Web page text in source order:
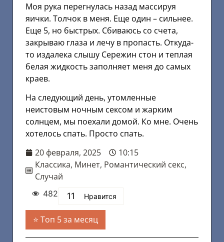
Моя рука перегнулась назад массируя
яички. Толчок в меня. Еще один – сильнее.
Еще 5, но быстрых. Сбиваюсь со счета,
закрываю глаза и лечу в пропасть. Откуда-
то издалека слышу Сережин стон и теплая
белая жидкость заполняет меня до самых
краев.
На следующий день, утомленные
неистовым ночным сексом и жарким
солнцем, мы поехали домой. Ко мне. Очень
хотелось спать. Просто спать.
20 февраля, 2025
10:15
Классика, Минет, Романтический секс,
Случай
482 11 Нравится
Топ 5 за месяц